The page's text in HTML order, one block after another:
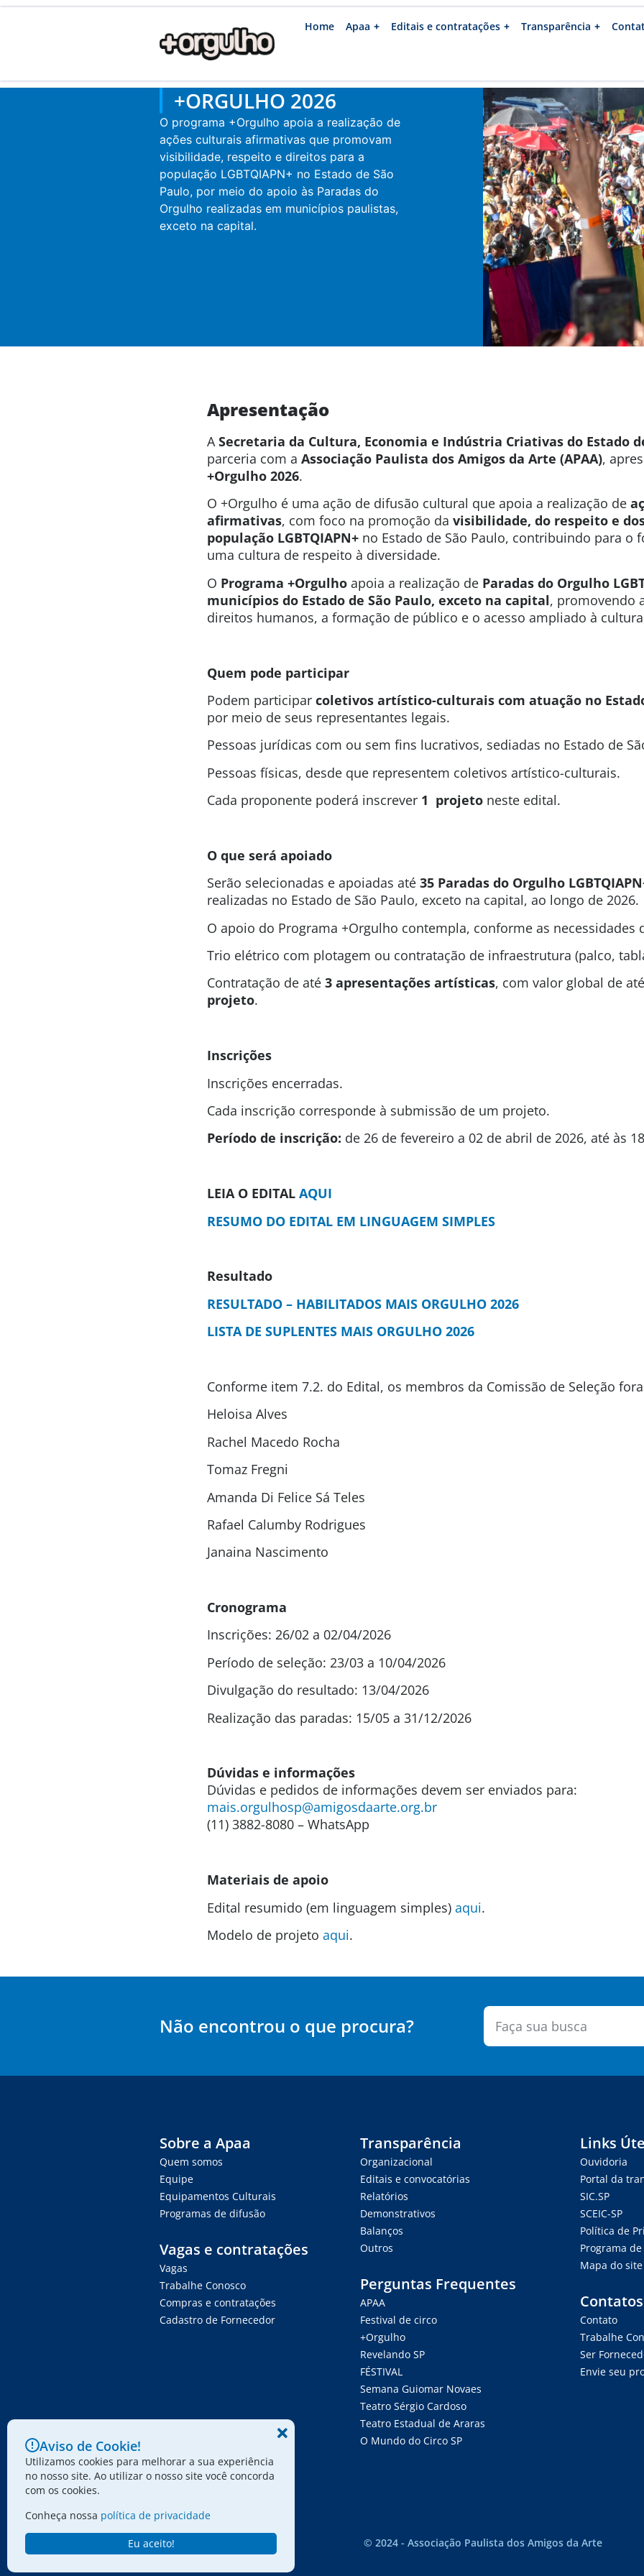
Home Apaa Editais e contratações Transparência
+ORGULHO 2026
O programa +Orgulho apoia a realização de
ações culturais afirmativas que promovam
visibilidade, respeito e direitos para a
população LGBTQIAPN+ no Estado de São
Paulo, por meio do apoio às Paradas do
Orgulho realizadas em municípios paulistas,
exceto na capital.
Apresentação
ASecretaria da Cultura, Economia e Indústria Criativas do Estado
parceria com a Associação Paulista dos Amigos da Arte (APAA),
+Orgulho 2026.
O +Orgulho é uma ação de difusão cultural que apoia a realização de
afirmativas, com foco na promoção da visibilidade, do respeito e
população LGBTQIAPN+ no Estado de São Paulo, contribuindo para o
uma cultura de respeito à diversidade.
O Programa +Orgulho apoia a realização de Paradas do Orgulho
municípios do Estado de São Paulo, exceto na capital, promovendo
direitos humanos, a formação de público e o acesso ampliado à
Quem pode participar
Podem participar coletivos artístico-culturais com atuação no
por meio de seus representantes legais.
Pessoas jurídicas com ou sem fins lucrativos, sediadas no Estado de
Pessoas físicas, desde que representem coletivos artístico-culturais.
Cada proponente poderá inscrever 1 projeto neste edital.
O que será apoiado
Serão selecionadas e apoiadas até 35 Paradas do Orgulho
realizadas no Estado de São Paulo, exceto na capital, ao longo de 2026.
O apoio do Programa +Orgulho contempla, conforme as necessidades
Trio elétrico com plotagem ou contratação de infraestrutura (palco,
Contratação de até 3 apresentações artísticas, com valor global de
projeto.
Inscrições
Inscrições encerradas.
Cada inscrição corresponde à submissão de um projeto.
Período de inscrição: de 26 de fevereiro a 02 de abril de 2026, até às
LEIA O EDITAL AQUI
RESUMO DO EDITAL EM LINGUAGEM SIMPLES
Resultado
RESULTADO – HABILITADOS MAIS ORGULHO 2026
LISTA DE SUPLENTES MAIS ORGULHO 2026
Conforme item 7.2. do Edital, os membros da Comissão de Seleção
Heloisa Alves
Rachel Macedo Rocha
Tomaz Fregni
Amanda Di Felice Sá Teles
Rafael Calumby Rodrigues
Janaina Nascimento
Cronograma
Inscrições: 26/02 a 02/04/2026
Período de seleção: 23/03 a 10/04/2026
Divulgação do resultado: 13/04/2026
Realização das paradas: 15/05 a 31/12/2026
Dúvidas e informações
Dúvidas e pedidos de informações devem ser enviados para:
mais.orgulhosp@amigosdaarte.org.br
(11) 3882-8080 – WhatsApp
Materiais de apoio
Edital resumido (em linguagem simples) aqui.
Modelo de projeto aqui.
Não encontrou o que procura?
Sobre a Apaa
Quem somos
Equipe
Equipamentos Culturais
Programas de difusão
Vagas e contratações
Vagas
Trabalhe Conosco
Compras e contratações
Cadastro de Fornecedor
Transparência
Organizacional
Editais e convocatórias
Relatórios
Demonstrativos
Balanços
Outros
Perguntas Frequentes
APAA
Festival de circo
+Orgulho
Revelando SP
FÉSTIVAL
Semana Guiomar Novaes
Teatro Sérgio Cardoso
Teatro Estadual de Araras
O Mundo do Circo SP
Links
Ouvidoria
Portal da
SIC.SP
SCEIC-SP
Política de
Programa
Mapa do site
Contatos
Contato
Trabalhe
Ser
Envie seu
© 2024 - Associação Paulista dos Amigos da Arte
Aviso de Cookie!
Utilizamos cookies para melhorar a sua experiência
no nosso site. Ao utilizar o nosso site você concorda
com os cookies.
Conheça nossa política de privacidade
Eu aceito!